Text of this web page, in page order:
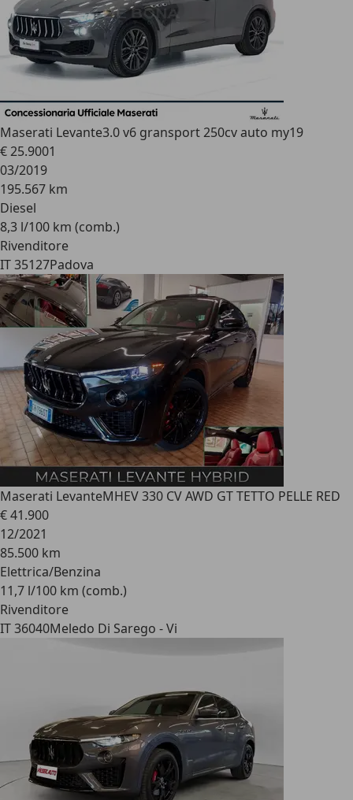
Maserati Levante3.0 v6 gransport 250cv auto my19
€ 25.9001
03/2019
195.567 km
Diesel
8,3 l/100 km (comb.)
Rivenditore
IT 35127Padova
Maserati LevanteMHEV 330 CV AWD GT TETTO PELLE RED
€ 41.900
12/2021
85.500 km
Elettrica/Benzina
11,7 l/100 km (comb.)
Rivenditore
IT 36040Meledo Di Sarego - Vi